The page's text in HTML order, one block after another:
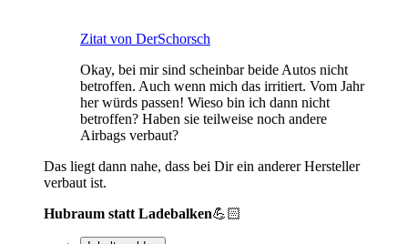
Zitat von DerSchorsch
Okay, bei mir sind scheinbar beide Autos nicht
betroffen. Auch wenn mich das irritiert. Vom Jahr
her würds passen! Wieso bin ich dann nicht
betroffen? Haben sie teilweise noch andere
Airbags verbaut?
Das liegt dann nahe, dass bei Dir ein anderer Hersteller
verbaut ist.
Hubraum statt Ladebalken💪🏻